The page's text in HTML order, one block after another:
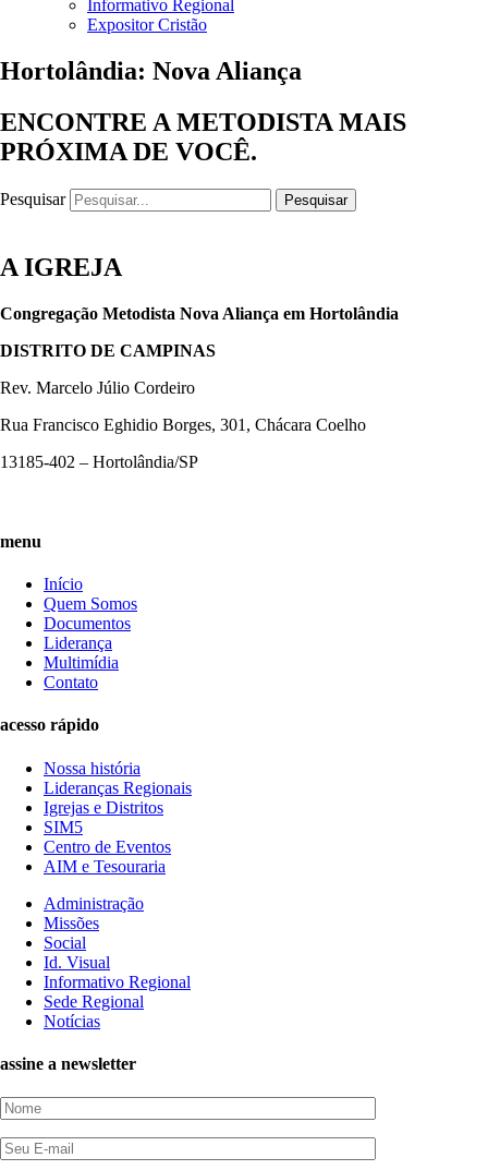
Informativo Regional
Expositor Cristão
Hortolândia: Nova Aliança
ENCONTRE A METODISTA MAIS
PRÓXIMA DE VOCÊ.
Pesquisar Pesquisar
A IGREJA
Congregação Metodista Nova Aliança em Hortolândia
DISTRITO DE CAMPINAS
Rev. Marcelo Júlio Cordeiro
Rua Francisco Eghidio Borges, 301, Chácara Coelho
13185-402 – Hortolândia/SP
menu
Início
Quem Somos
Documentos
Liderança
Multimídia
Contato
acesso rápido
Nossa história
Lideranças Regionais
Igrejas e Distritos
SIM5
Centro de Eventos
AIM e Tesouraria
Administração
Missões
Social
Id. Visual
Informativo Regional
Sede Regional
Notícias
assine a newsletter